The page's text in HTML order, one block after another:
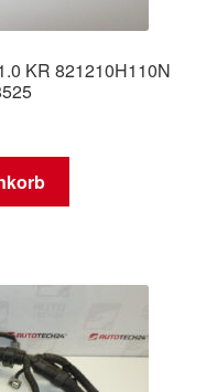
KR 821210H110N